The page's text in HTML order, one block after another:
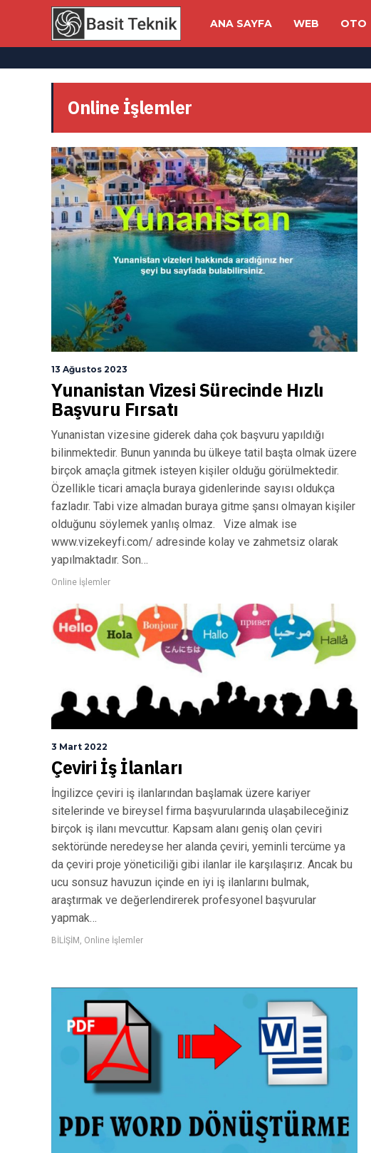
ANA SAYFA WEB OTO
Online İşlemler
13 Ağustos 2023
Yunanistan Vizesi Sürecinde Hızlı
Başvuru Fırsatı
Yunanistan vizesine giderek daha çok başvuru yapıldığı
bilinmektedir. Bunun yanında bu ülkeye tatil başta olmak üzere
birçok amaçla gitmek isteyen kişiler olduğu görülmektedir.
Özellikle ticari amaçla buraya gidenlerinde sayısı oldukça
fazladır. Tabi vize almadan buraya gitme şansı olmayan kişiler
olduğunu söylemek yanlış olmaz. Vize almak ise
www.vizekeyfi.com/ adresinde kolay ve zahmetsiz olarak
yapılmaktadır. Son…
Online İşlemler
3 Mart 2022
Çeviri İş İlanları
İngilizce çeviri iş ilanlarından başlamak üzere kariyer
sitelerinde ve bireysel firma başvurularında ulaşabileceğiniz
birçok iş ilanı mevcuttur. Kapsam alanı geniş olan çeviri
sektöründe neredeyse her alanda çeviri, yeminli tercüme ya
da çeviri proje yöneticiliği gibi ilanlar ile karşılaşırız. Ancak bu
ucu sonsuz havuzun içinde en iyi iş ilanlarını bulmak,
araştırmak ve değerlendirerek profesyonel başvurular
yapmak…
BİLİŞİM , Online İşlemler